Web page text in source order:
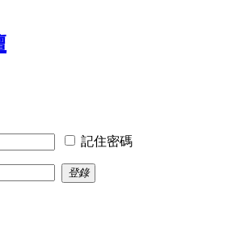
記住密碼
登錄